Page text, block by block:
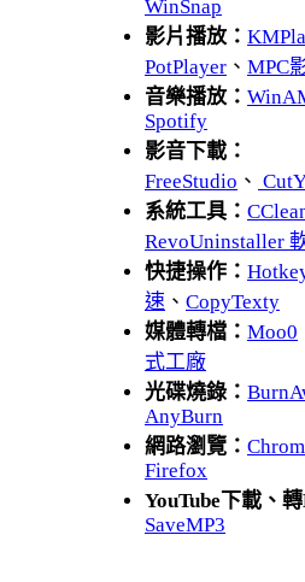
WinSnap
影片播放：
PotPlayer 、 MPC
音樂播放：
Spotify
影音下載：
FreeStudio 、
系統工具：
RevoUninstaller
快捷操作：
速 、 CopyTexty
媒體轉檔： Moo0
式工廠
光碟燒錄：
AnyBurn
網路瀏覽：
Firefox
YouTube下載、轉
SaveMP3